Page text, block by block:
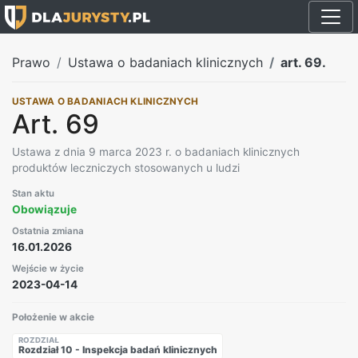
Prawo Ustawa o badaniach klinicznych art. 69.
USTAWA O BADANIACH KLINICZNYCH
Art. 69
Ustawa z dnia 9 marca 2023 r. o badaniach klinicznych
produktów leczniczych stosowanych u ludzi
Stan aktu
Obowiązuje
Ostatnia zmiana
16.01.2026
Wejście w życie
2023-04-14
Położenie w akcie
ROZDZIAŁ
Rozdział 10 - Inspekcja badań klinicznych